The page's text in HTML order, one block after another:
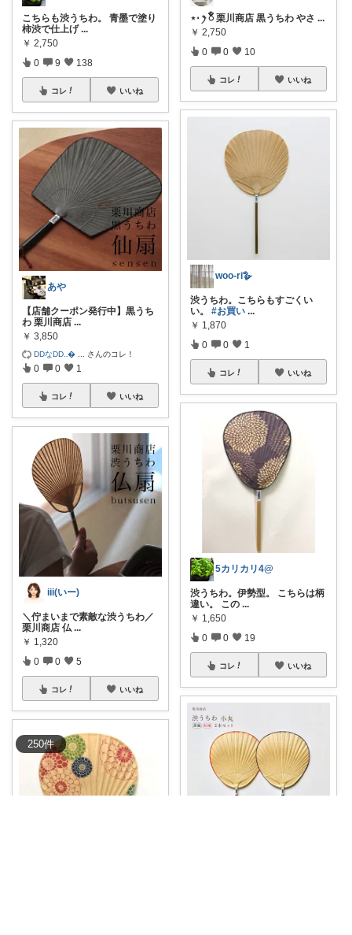
250件
こちらも渋うちわ。 青墨で塗り
柿渋で仕上げ ...
￥ 2,750
0 9 138
コレ いいね
あや
【店舗クーポン発行中】黒うち
わ 栗川商店 ...
￥ 3,850
DDなDD‥ さんのコレ！
0 0 1
コレ いいね
iii(いー)
＼佇まいまで素敵な渋うちわ／
栗川商店 仏 ...
￥ 1,320
0 0 5
コレ いいね
⋆⋅ ꫂ ၴႅၴ 栗川商店 黒うちわ やさ ...
￥ 2,750
0 0 10
コレ いいね
woo-ri🪿
渋うちわ。こちらもすごくい
い。 #お買い ...
￥ 1,870
0 0 1
コレ いいね
5カリカリ4@
渋うちわ。伊勢型。 こちらは柄
違い。 この ...
￥ 1,650
0 0 19
コレ いいね